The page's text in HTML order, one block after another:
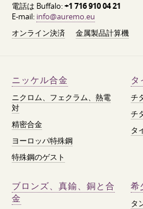
電話は Buffalo:+1 716 910 04 21
E-mail: info@auremo.eu
オンライン決済
金属製品計算機
ニッケル合金
ニクロム、フェクラム、熱電
対
精密合金
ヨーロッパ特殊鋼
特殊鋼のゲスト
タ
チ
チ
タ
ブロンズ、真鍮、銅と合
金
希
タ